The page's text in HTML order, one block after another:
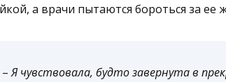
а врачи пытаются бороться за ее
–Я чувствовала, будто завернута в